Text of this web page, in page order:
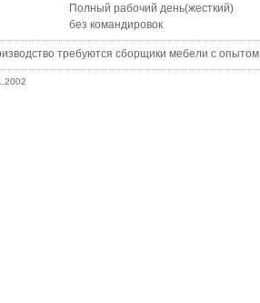
Полный рабочий день(жесткий)
без командировок
требуются сборщики мебели с